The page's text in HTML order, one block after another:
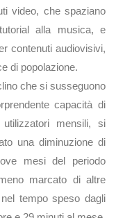
video, che spaziano
alla musica, e
contenuti audiovisivi,
di popolazione.
che si susseguono
capacità di
mensili, si
una diminuzione di
mesi del periodo
marcato di altre
tempo speso dagli